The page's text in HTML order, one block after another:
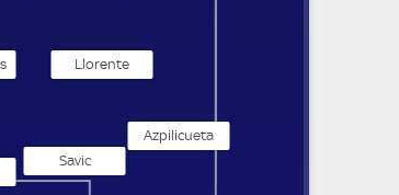
Azpilicueta
Savic
Llorente